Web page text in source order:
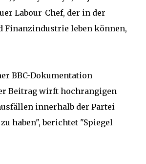
Labour-Chef, der in der
Finanzindustrie leben können,
BBC-Dokumentation
Beitrag wirft hochrangigen
innerhalb der Partei
haben", berichtet "Spiegel